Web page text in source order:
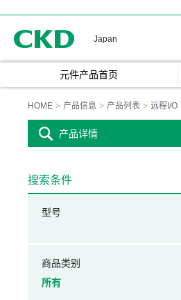
Japan
元件产品首页
HOME 产品信息 产品列表 远程I/O
产品详情
搜索条件
型号
商品类别
所有